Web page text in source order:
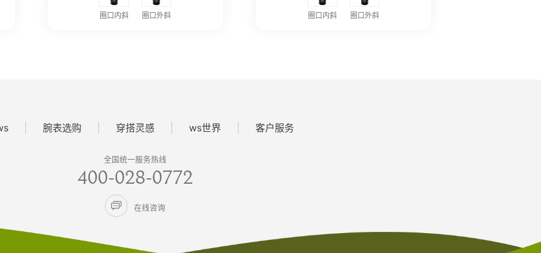
圈口内斜 圈口外斜 圈口内斜 圈口外斜
腕表选购 穿搭灵感 ws世界 客户服务
全国统一服务热线
400-028-0772
 在线咨询